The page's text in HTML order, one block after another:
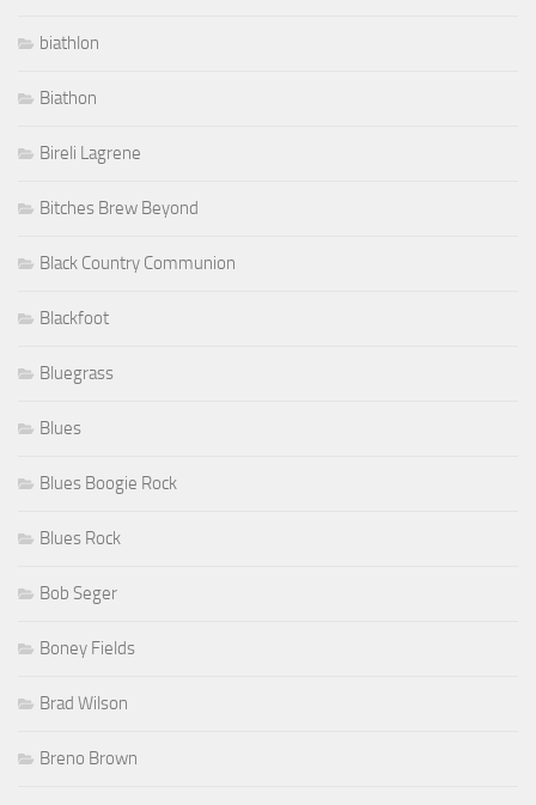
biathlon
Biathon
Bireli Lagrene
Bitches Brew Beyond
Black Country Communion
Blackfoot
Bluegrass
Blues
Blues Boogie Rock
Blues Rock
Bob Seger
Boney Fields
Brad Wilson
Breno Brown